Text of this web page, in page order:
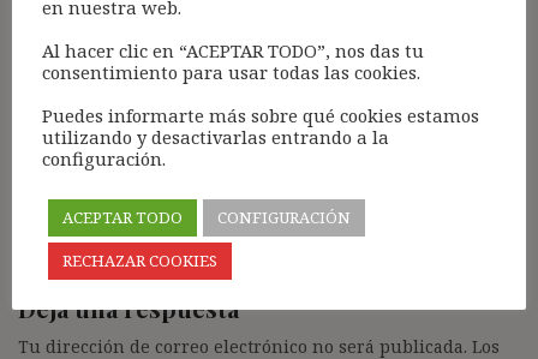
una mera gestora y pagadora de salarios.
En resumen, no generan nada positivo para el
trabajador, solo flexibilidad para las empresas
clientes.
Deja una respuesta
Tu dirección de correo electrónico no será publicada. Los
en nuestra web.
Al hacer clic en “ACEPTAR TODO”, nos das tu
consentimiento para usar todas las cookies.
Puedes informarte más sobre qué cookies estamos
utilizando y desactivarlas entrando a la
configuración.
ACEPTAR TODO
CONFIGURACIÓN
RECHAZAR COOKIES